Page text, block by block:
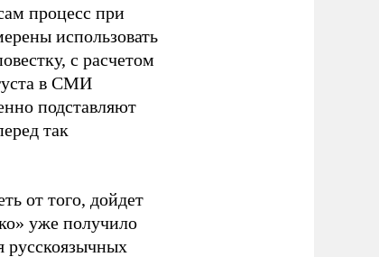
процесс при
использовать
с расчетом
в СМИ
подставляют
так
от того, дойдет
уже получило
русскоязычных